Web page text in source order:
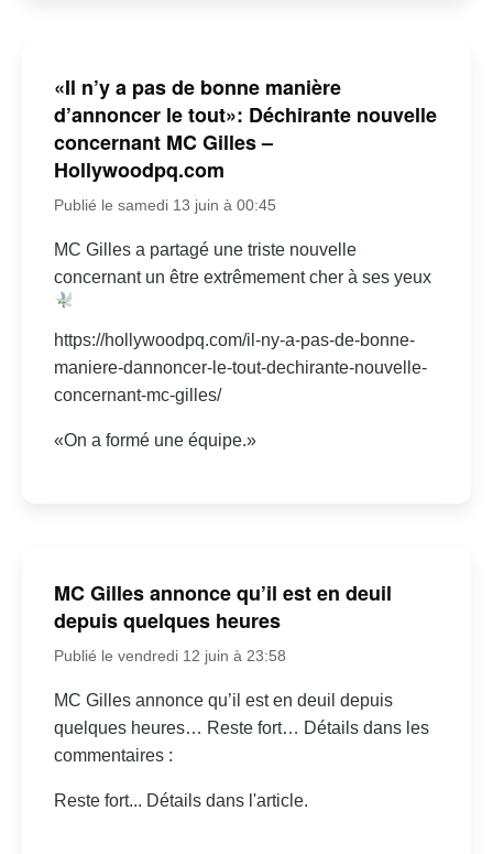
«Il n’y a pas de bonne manière
d’annoncer le tout»: Déchirante nouvelle
concernant MC Gilles –
Hollywoodpq.com
Publié le samedi 13 juin à 00:45
MC Gilles a partagé une triste nouvelle
concernant un être extrêmement cher à ses yeux
https://hollywoodpq.com/il-ny-a-pas-de-bonne-
maniere-dannoncer-le-tout-dechirante-nouvelle-
concernant-mc-gilles/
«On a formé une équipe.»
MC Gilles annonce qu’il est en deuil
depuis quelques heures
Publié le vendredi 12 juin à 23:58
MC Gilles annonce qu’il est en deuil depuis
quelques heures… Reste fort… Détails dans les
commentaires :
Reste fort... Détails dans l'article.